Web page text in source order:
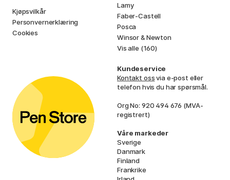
Kjøpsvilkår
Personvernerklæring
Cookies
Lamy
Faber-Castell
Posca
Winsor & Newton
Vis alle (160)
Kundeservice
Kontakt ossvia e-post eller
telefon hvis du har spørsmål.
Org No: 920 494 676 (MVA-
registrert)
Våre markeder
Sverige
Danmark
Finland
Frankrike